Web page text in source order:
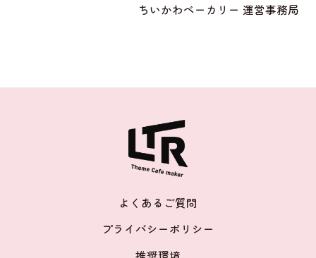
ちいかわベーカリー 運営事務局
よくあるご質問
プライバシーポリシー
推奨環境